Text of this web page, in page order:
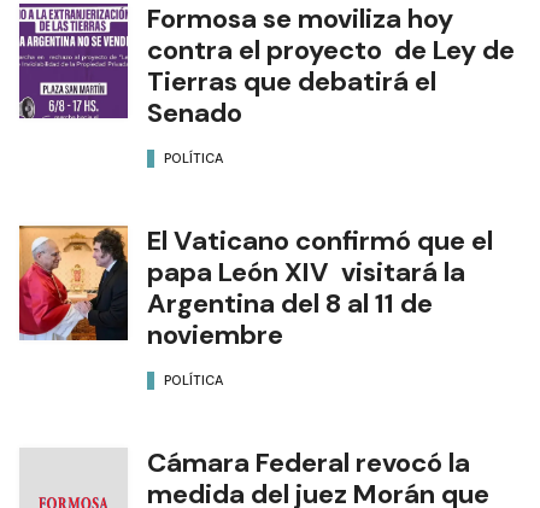
Formosa se moviliza hoy
contra el proyecto de Ley de
Tierras que debatirá el
Senado
POLÍTICA
El Vaticano confirmó que el
papa León XIV visitará la
Argentina del 8 al 11 de
noviembre
POLÍTICA
Cámara Federal revocó la
medida del juez Morán que